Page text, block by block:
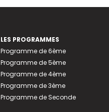
LES PROGRAMMES
Programme de 6ème
Programme de 5ème
Programme de 4ème
Programme de 3ème
Programme de Seconde